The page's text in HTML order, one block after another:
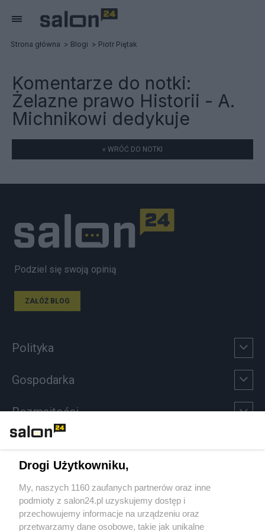
Strona główna Blogi Piotr Piętak
Komentarze do notki:
Żelazne prawo Historii - A.
Michnikowi dedykuje
« WRÓĆ DO NOTKI
Podziel się swoją opinią
ZAŁÓŻ BLOG
Polityka
Gospodarka
Rozmaitości
Sport
Społeczeństwo
Drogi Użytkowniku,
My, naszych 1160 zaufanych partnerów oraz inne
podmioty z salon24.pl uzyskujemy dostęp i
przechowujemy informacje na urządzeniu oraz
przetwarzamy dane osobowe, takie jak unikalne